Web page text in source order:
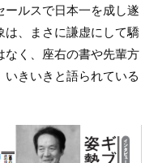
ルスで日本一を成し遂
、まさに謙虚にして驕
なく、座右の書や先輩方
きいきと語られている